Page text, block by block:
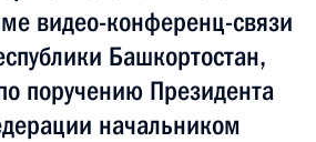
видео-конференц-связи
Башкортостан,
поручению Президента
начальником